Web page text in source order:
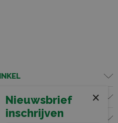
ONS
×
Nieuwsbrief
inschrijven